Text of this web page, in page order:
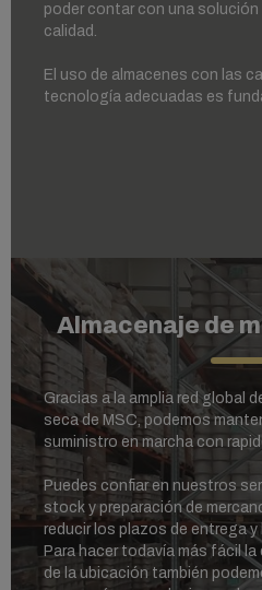
poder contar con una solución
calidad.
El uso de almacenes con las
tecnología adecuadas es
Almacenaje de
Gracias a la amplia red global
seca de MSC, podemos
suministro en marcha con
Puedes confiar en nuestros
stock y preparación de
reducir los plazos de entrega
Para hacer todavía más fácil
de la ubicación también